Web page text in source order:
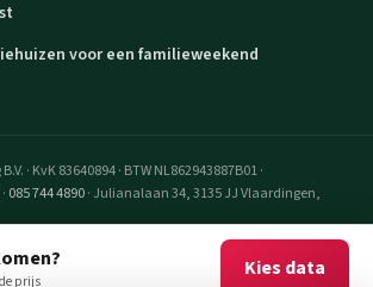
prijs
Kies data
voor een familieweekend
· KvK 83640894· BTW NL862943887B01·
· 085 744 4890· Julianalaan 34, 3135 JJ Vlaardingen,
Vakantiehuizen. Alle rechten voorbehouden.
realisatie van Ailurus Fulgens Holding B.V.